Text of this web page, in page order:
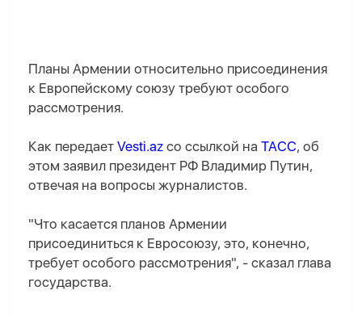
Планы Армении относительно присоединения
к Европейскому союзу требуют особого
рассмотрения.
Как передает Vesti.az со ссылкой на ТАСС, об
этом заявил президент РФ Владимир Путин,
отвечая на вопросы журналистов.
"Что касается планов Армении
присоединиться к Евросоюзу, это, конечно,
требует особого рассмотрения", - сказал глава
государства.